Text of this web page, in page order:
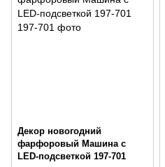
Декор новогодний
фарфоровый Машина с
LED-подсветкой 197-701